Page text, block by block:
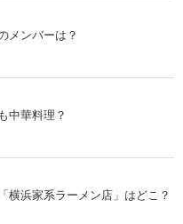
メンバーは？
中華料理？
横浜家系ラーメン店」はどこ？